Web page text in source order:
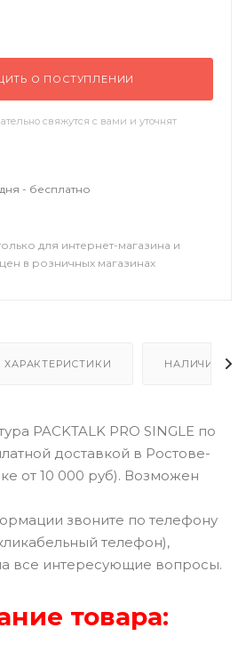
О ПОСТУПЛЕНИИ
свяжутся с вами и уточнят
- бесплатно
для интернет-магазина и
в розничных магазинах
ХАРАКТЕРИСТИКИ НАЛИЧИЕ В
PACKTALK PRO SINGLE по
доставкой в Ростове-
от 10 000 руб). Возможен
звоните по телефону
телефон),
все интересующие вопросы.
товара: